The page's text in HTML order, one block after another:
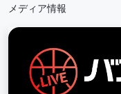
メディア情報